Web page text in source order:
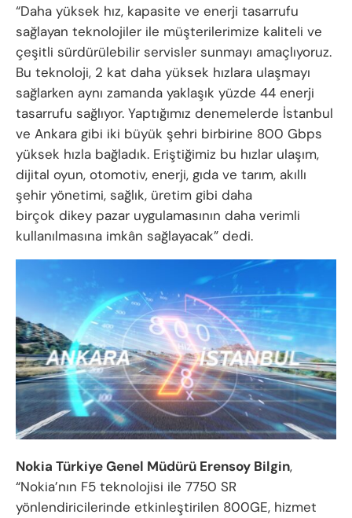
“Daha yüksek hız, kapasite ve enerji tasarrufu
sağlayan teknolojiler ile müşterilerimize kaliteli ve
çeşitli sürdürülebilir servisler sunmayı amaçlıyoruz.
Bu teknoloji, 2 kat daha yüksek hızlara ulaşmayı
sağlarken aynı zamanda yaklaşık yüzde 44 enerji
tasarrufu sağlıyor. Yaptığımız denemelerde İstanbul
ve Ankara gibi iki büyük şehri birbirine 800 Gbps
yüksek hızla bağladık. Eriştiğimiz bu hızlar ulaşım,
dijital oyun, otomotiv, enerji, gıda ve tarım, akıllı
şehir yönetimi, sağlık, üretim gibi daha
birçok dikey pazar uygulamasının daha verimli
kullanılmasına imkân sağlayacak” dedi.
Nokia Türkiye Genel Müdürü Erensoy Bilgin,
“Nokia’nın F5 teknolojisi ile 7750 SR
yönlendiricilerinde etkinleştirilen 800GE, hizmet